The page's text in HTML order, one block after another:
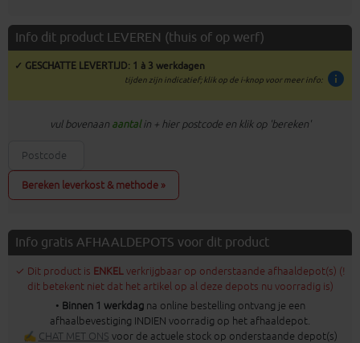
Info dit product LEVEREN (thuis of op werf)
✓ GESCHATTE LEVERTIJD: 1 à 3 werkdagen
info
tijden zijn indicatief; klik op de i-knop voor meer info:
vul bovenaan aantalin + hier postcode en klik op 'bereken'
Bereken leverkost & methode »
Info gratis AFHAALDEPOTS voor dit product
✓ Dit product is ENKELverkrijgbaar op onderstaande afhaaldepot(s) (!
dit betekent niet dat het artikel op al deze depots nu voorradig is)
• Binnen 1 werkdagna online bestelling ontvang je een
afhaalbevestiging INDIEN voorradig op het afhaaldepot.
✍ CHAT MET ONS voor de actuele stock op onderstaande depot(s)